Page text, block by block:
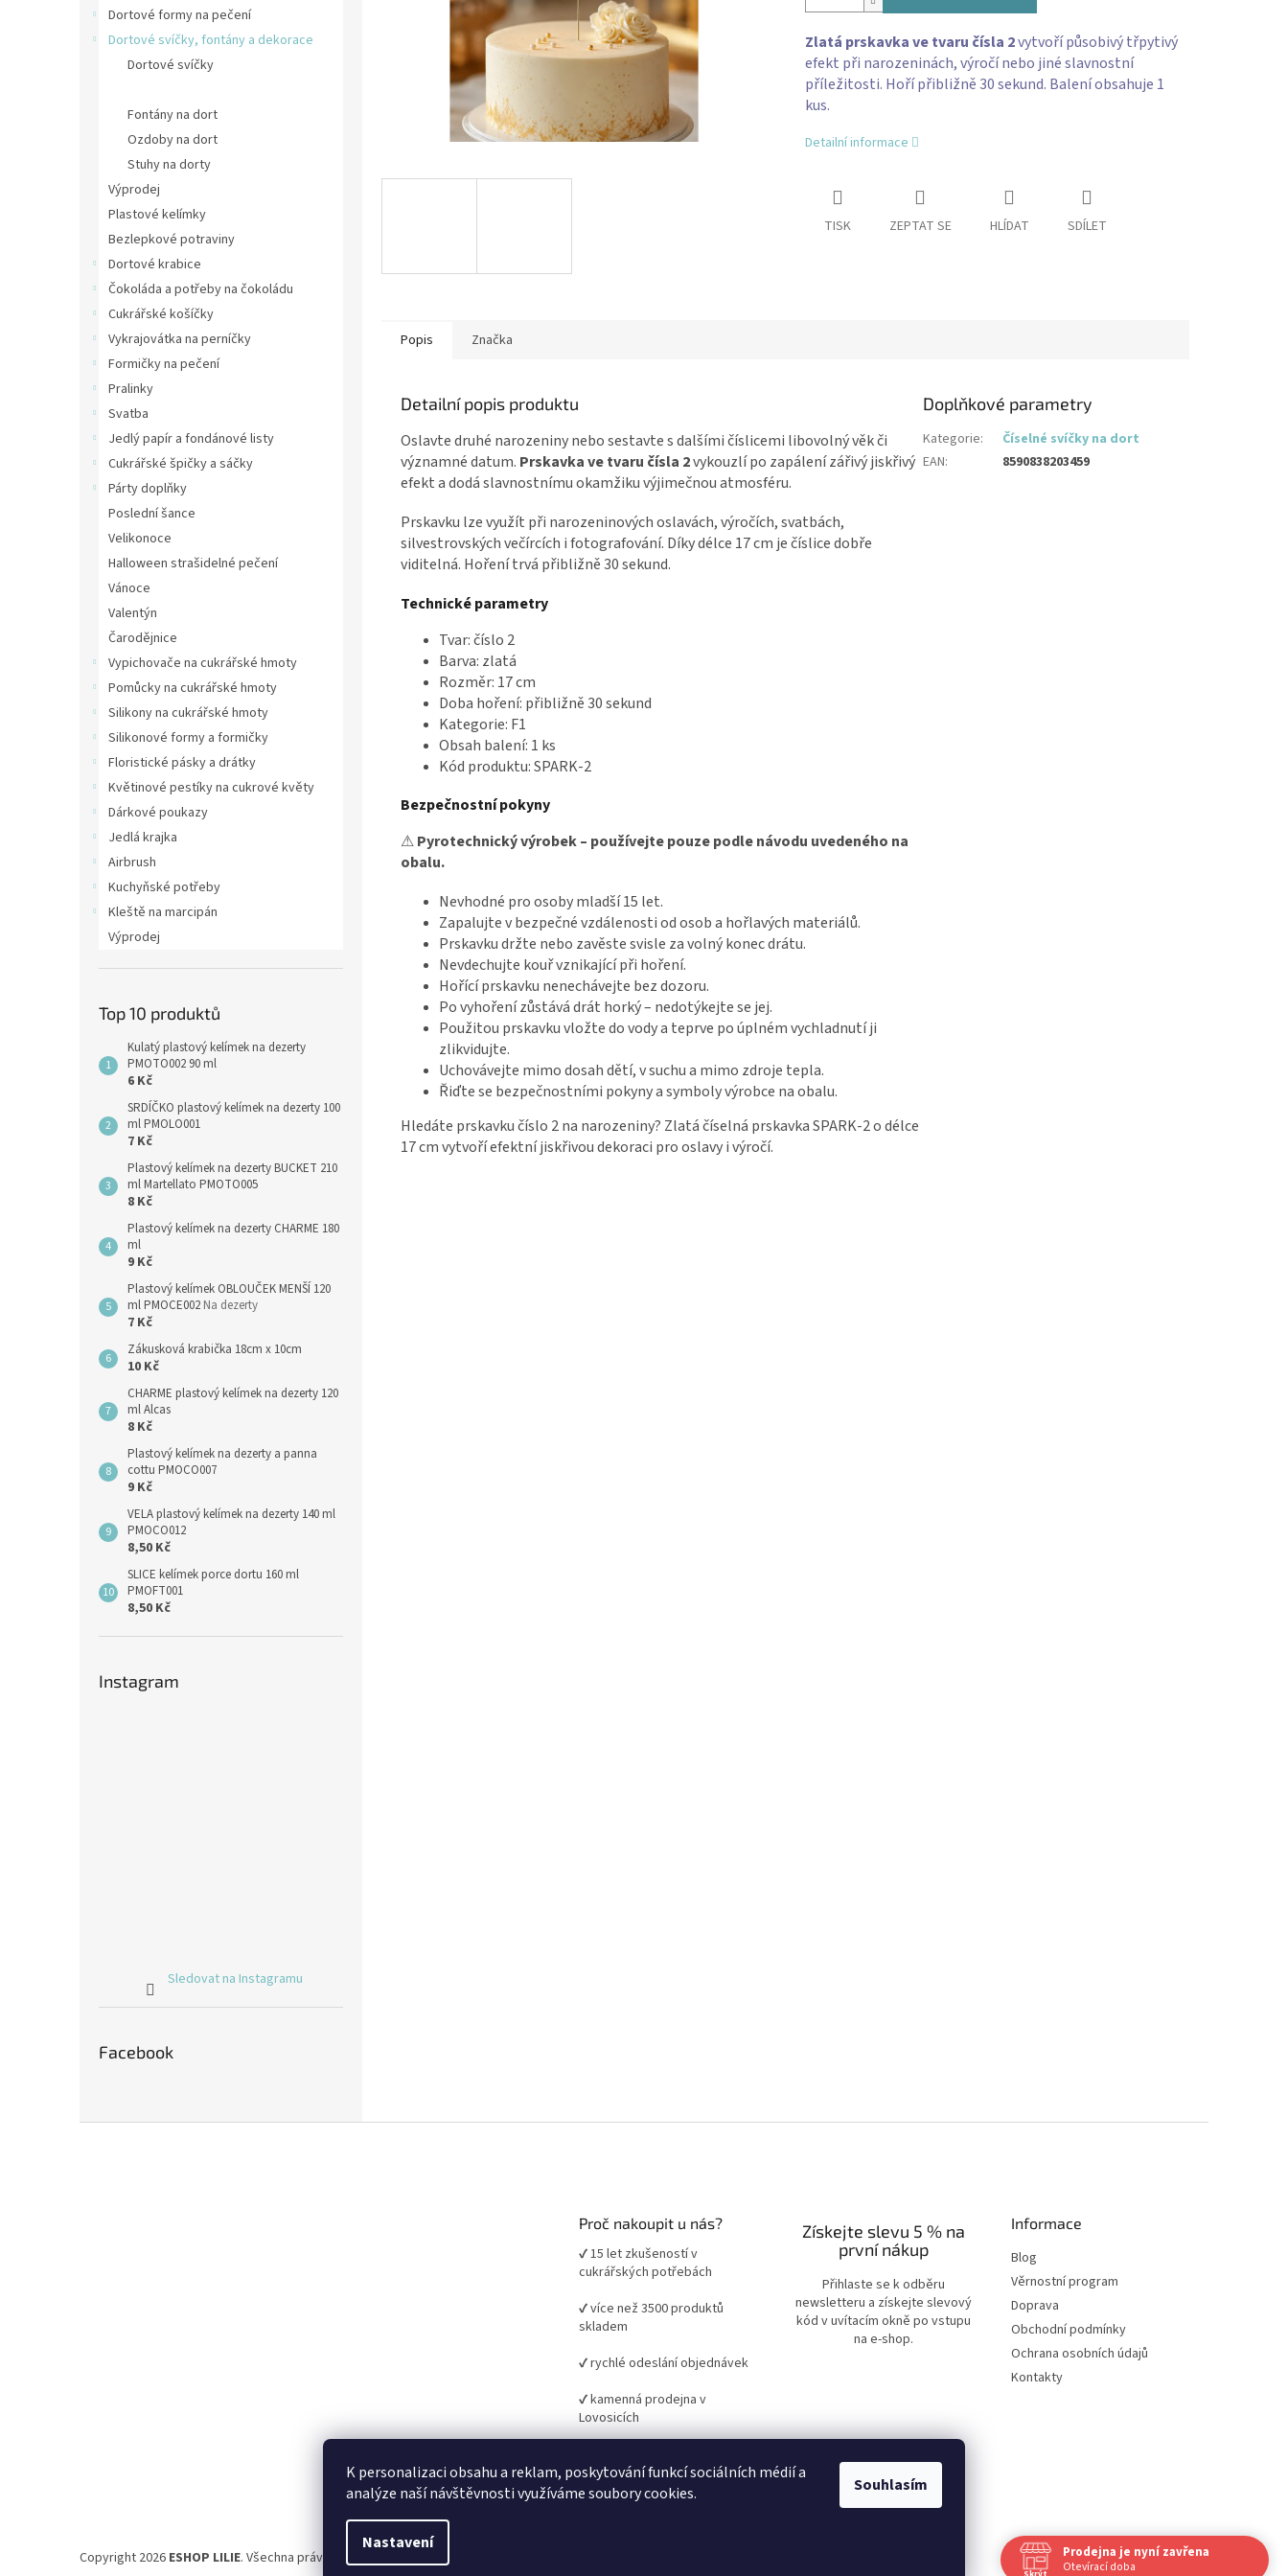
K personalizaci obsahu a reklam, poskytování funkcí sociálních médií a
analýze naší návštěvnosti využíváme soubory cookies.
Nastavení
Souhlasím
Dortové formy na pečení
Dortové svíčky, fontány a dekorace
Dortové svíčky
Fontány na dort
Ozdoby na dort
Stuhy na dorty
Výprodej
Plastové kelímky
Bezlepkové potraviny
Dortové krabice
Čokoláda a potřeby na čokoládu
Cukrářské košíčky
Vykrajovátka na perníčky
Formičky na pečení
Pralinky
Svatba
Jedlý papír a fondánové listy
Cukrářské špičky a sáčky
Párty doplňky
Poslední šance
Velikonoce
Halloween strašidelné pečení
Vánoce
Valentýn
Čarodějnice
Vypichovače na cukrářské hmoty
Pomůcky na cukrářské hmoty
Silikony na cukrářské hmoty
Silikonové formy a formičky
Floristické pásky a drátky
Květinové pestíky na cukrové květy
Dárkové poukazy
Jedlá krajka
Airbrush
Kuchyňské potřeby
Kleště na marcipán
Výprodej
Top 10 produktů
Kulatý plastový kelímek na dezerty
PMOTO002 90 ml
6 Kč
SRDÍČKO plastový kelímek na dezerty 100
ml PMOLO001
7 Kč
Plastový kelímek na dezerty BUCKET 210
ml Martellato PMOTO005
8 Kč
Plastový kelímek na dezerty CHARME 180
ml
9 Kč
Plastový kelímek OBLOUČEK MENŠÍ 120
ml PMOCE002 Na dezerty
7 Kč
Zákusková krabička 18cm x 10cm
10 Kč
CHARME plastový kelímek na dezerty 120
ml Alcas
8 Kč
Plastový kelímek na dezerty a panna
cottu PMOCO007
9 Kč
VELA plastový kelímek na dezerty 140 ml
PMOCO012
8,50 Kč
SLICE kelímek porce dortu 160 ml
PMOFT001
8,50 Kč
Instagram
Sledovat na Instagramu
Facebook
Zlatá prskavka ve tvaru čísla 2vytvoří působivý třpytivý
efekt při narozeninách, výročí nebo jiné slavnostní
příležitosti. Hoří přibližně 30 sekund. Balení obsahuje 1
kus.
Detailní informace
TISK ZEPTAT SE HLÍDAT SDÍLET
Popis Značka
Detailní popis produktu
Oslavte druhé narozeniny nebo sestavte s dalšími číslicemi libovolný věk či
významné datum. Prskavka ve tvaru čísla 2vykouzlí po zapálení zářivý jiskřivý
efekt a dodá slavnostnímu okamžiku výjimečnou atmosféru.
Prskavku lze využít při narozeninových oslavách, výročích, svatbách,
silvestrovských večírcích i fotografování. Díky délce 17 cm je číslice dobře
viditelná. Hoření trvá přibližně 30 sekund.
Technické parametry
Tvar: číslo 2
Barva: zlatá
Rozměr: 17 cm
Doba hoření: přibližně 30 sekund
Kategorie: F1
Obsah balení: 1 ks
Kód produktu: SPARK-2
Bezpečnostní pokyny
⚠Pyrotechnický výrobek – používejte pouze podle návodu uvedeného na
obalu.
Nevhodné pro osoby mladší 15 let.
Zapalujte v bezpečné vzdálenosti od osob a hořlavých materiálů.
Prskavku držte nebo zavěste svisle za volný konec drátu.
Nevdechujte kouř vznikající při hoření.
Hořící prskavku nenechávejte bez dozoru.
Po vyhoření zůstává drát horký – nedotýkejte se jej.
Použitou prskavku vložte do vody a teprve po úplném vychladnutí ji
zlikvidujte.
Uchovávejte mimo dosah dětí, v suchu a mimo zdroje tepla.
Řiďte se bezpečnostními pokyny a symboly výrobce na obalu.
Hledáte prskavku číslo 2 na narozeniny? Zlatá číselná prskavka SPARK-2 o délce
17 cm vytvoří efektní jiskřivou dekoraci pro oslavy i výročí.
Doplňkové parametry
Kategorie:
Číselné svíčky na dort
EAN: 8590838203459
Proč nakoupit u nás?
✔ 15 let zkušeností v
cukrářských potřebách
✔ více než 3500 produktů
skladem
✔ rychlé odeslání objednávek
✔ kamenná prodejna v
Lovosicích
pro domácí i profesionální
pečení
Získejte slevu 5 % na
první nákup
Přihlaste se k odběru
newsletteru a získejte slevový
kód v uvítacím okně po vstupu
na e-shop.
Informace
Blog
Věrnostní program
Doprava
Obchodní podmínky
Ochrana osobních údajů
Kontakty
Vytvořil Shoptet
Copyright 2026 ESHOP LILIE. Všechna práva vyhrazena. Upravit nastavení cookies Prodejna je nyní zavřena
Otevírací doba